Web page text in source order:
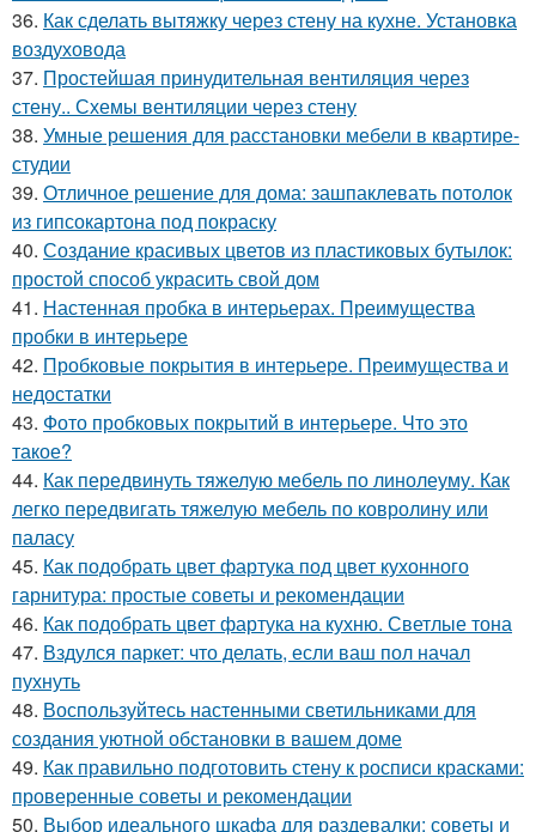
36. Как сделать вытяжку через стену на кухне. Установка
воздуховода
37. Простейшая принудительная вентиляция через
стену.. Схемы вентиляции через стену
38. Умные решения для расстановки мебели в квартире-
студии
39. Отличное решение для дома: зашпаклевать потолок
из гипсокартона под покраску
40. Создание красивых цветов из пластиковых бутылок:
простой способ украсить свой дом
41. Настенная пробка в интерьерах. Преимущества
пробки в интерьере
42. Пробковые покрытия в интерьере. Преимущества и
недостатки
43. Фото пробковых покрытий в интерьере. Что это
такое?
44. Как передвинуть тяжелую мебель по линолеуму. Как
легко передвигать тяжелую мебель по ковролину или
паласу
45. Как подобрать цвет фартука под цвет кухонного
гарнитура: простые советы и рекомендации
46. Как подобрать цвет фартука на кухню. Светлые тона
47. Вздулся паркет: что делать, если ваш пол начал
пухнуть
48. Воспользуйтесь настенными светильниками для
создания уютной обстановки в вашем доме
49. Как правильно подготовить стену к росписи красками:
проверенные советы и рекомендации
50. Выбор идеального шкафа для раздевалки: советы и